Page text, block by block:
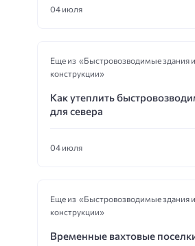
04 июля
Еще из «Быстровозводимые здания
конструкции»
Как утеплить
для севера
04 июля
Еще из «Быстровозводимые здания
конструкции»
Временные вахтовые